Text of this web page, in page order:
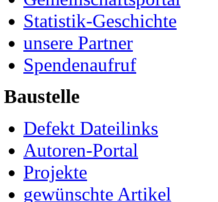
Statistik-Geschichte
unsere Partner
Spendenaufruf
Baustelle
Defekt Dateilinks
Autoren-Portal
Projekte
gewünschte Artikel